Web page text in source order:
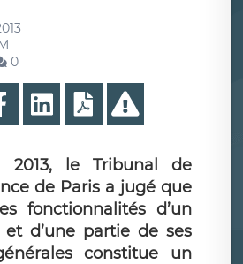
0
2013, le Tribunal de
de Paris a jugé que
fonctionnalités d’un
d’une partie de ses
constitue un